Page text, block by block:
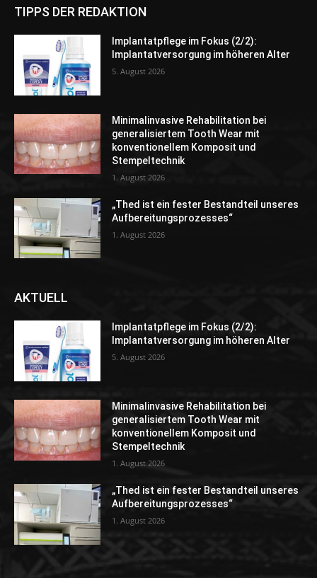
TIPPS DER REDAKTION
Implantatpflege im Fokus (2/2):
Implantatversorgung im höheren Alter
5. August 2026
Minimalinvasive Rehabilitation bei
generalisiertem Tooth Wear mit
konventionellem Komposit und
Stempeltechnik
1. August 2026
„Thed ist ein fester Bestandteil unseres
Aufbereitungsprozesses“
1. August 2026
AKTUELL
Implantatpflege im Fokus (2/2):
Implantatversorgung im höheren Alter
5. August 2026
Minimalinvasive Rehabilitation bei
generalisiertem Tooth Wear mit
konventionellem Komposit und
Stempeltechnik
1. August 2026
„Thed ist ein fester Bestandteil unseres
Aufbereitungsprozesses“
1. August 2026